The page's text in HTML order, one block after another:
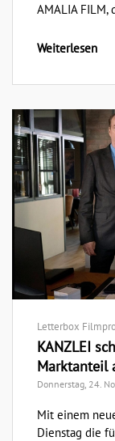
AMALIA FILM,
Weiterlesen
Letterbox
KANZLEI
Marktanteil
Donnerstag, 24.
Mit einem
Dienstag die